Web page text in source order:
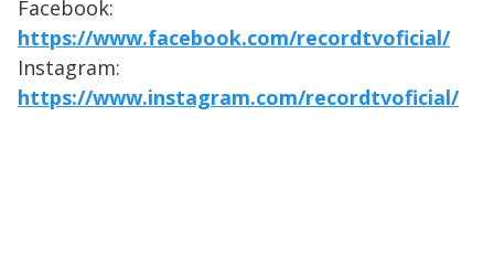
Facebook:
https://www.facebook.com/recordtvoficial/
Instagram:
https://www.instagram.com/recordtvoficial/